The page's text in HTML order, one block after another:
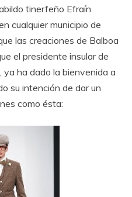
tinerfeño Efraín
cualquier municipio de
las creaciones de Balboa
el presidente insular de
ha dado la bienvenida a
su intención de dar un
como ésta: